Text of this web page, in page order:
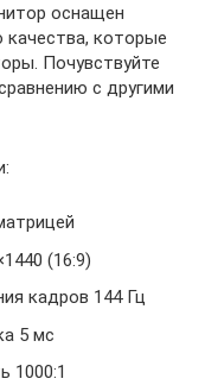
оснащен
которые
Почувствуйте
с другими
(16:9)
кадров 144 Гц
5 мс
1000:1